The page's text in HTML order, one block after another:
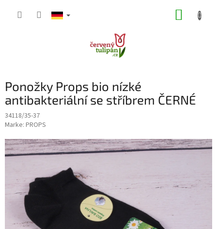
Ponožky Props bio nízké
antibakteriální se stříbrem ČERNÉ
34118/35-37
Marke: PROPS